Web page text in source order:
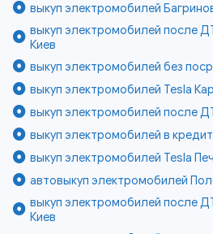
выкуп электромобилей
выкуп электромобилей после
Киев
выкуп электромобилей без
выкуп электромобилей Tesla
выкуп электромобилей после
выкуп электромобилей в кредит
выкуп электромобилей Tesla
автовыкуп электромобилей
выкуп электромобилей после
Киев